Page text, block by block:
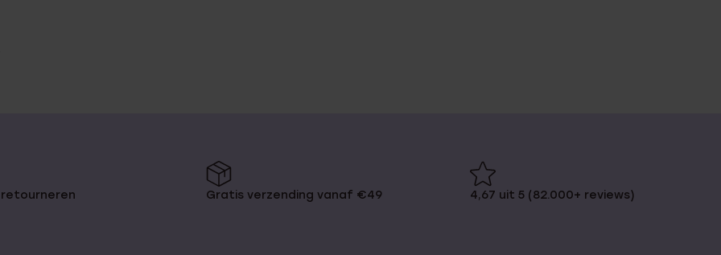
retourneren Gratis verzending vanaf €49 4,67 uit 5 (82.000+ reviews)